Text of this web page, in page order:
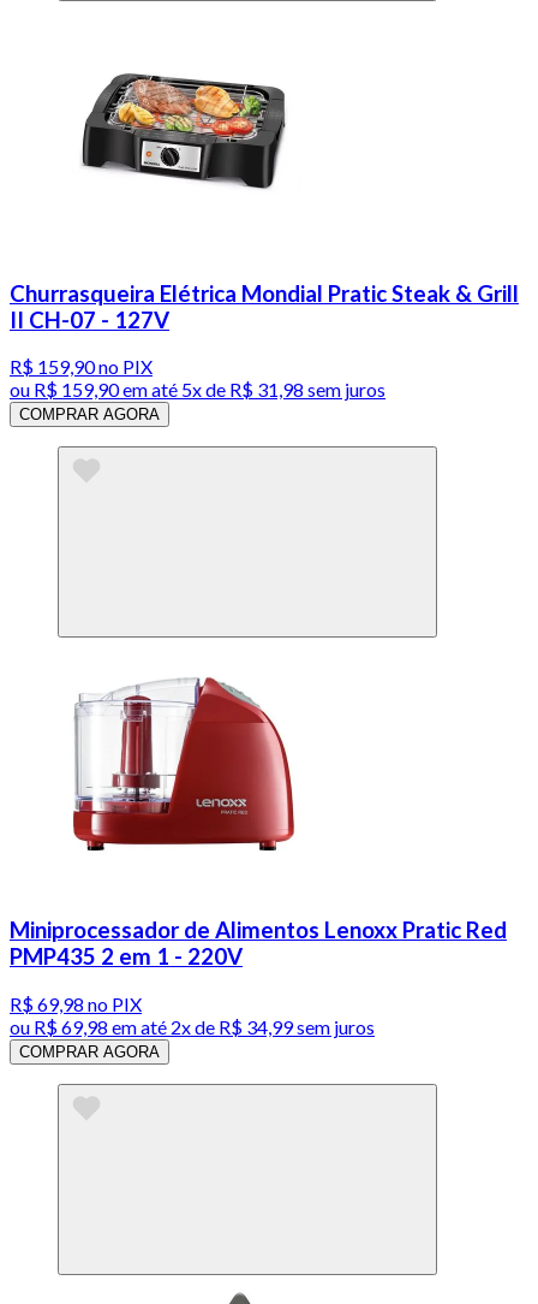
Churrasqueira Elétrica Mondial Pratic Steak & Grill
II CH-07 - 127V
R$ 159,90no PIX
ou R$ 159,90em até 5x de R$ 31,98 sem juros
COMPRAR AGORA
Miniprocessador de Alimentos Lenoxx Pratic Red
PMP435 2 em 1 - 220V
R$ 69,98 no PIX
ou R$ 69,98 em até 2x de R$ 34,99 sem juros
COMPRAR AGORA